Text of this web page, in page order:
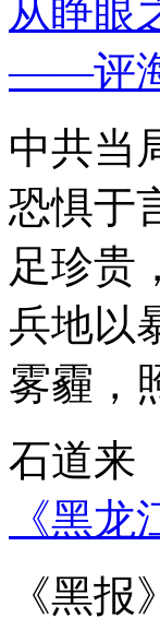
从睁眼
——评海
中共当
恐惧于
足珍贵
兵地以
雾霾，
石道来
《黑
《黑